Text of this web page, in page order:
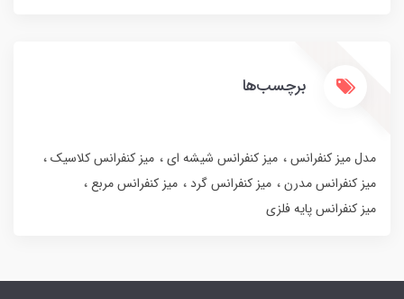
برچسب‌ها
مدل میز کنفرانس میز کنفرانس شیشه ای
میز کنفرانس کلاسیک
میز کنفرانس مدرن
میز کنفرانس گرد
میز کنفرانس مربع
میز کنفرانس پایه فلزی